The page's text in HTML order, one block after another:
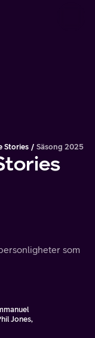
Stories Säsong 2025
som
Jones,